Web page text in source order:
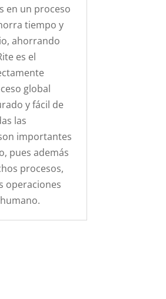
en un proceso
tiempo y
ahorrando
es el
global
y fácil de
las
importantes
pues además
procesos,
operaciones